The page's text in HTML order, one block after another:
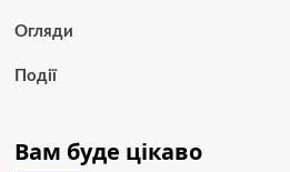
Огляди
Події
Вам буде цікаво